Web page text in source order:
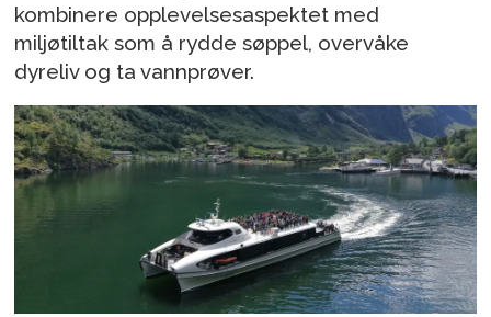
kombinere opplevelsesaspektet med
miljøtiltak som å rydde søppel, overvåke
dyreliv og ta vannprøver.